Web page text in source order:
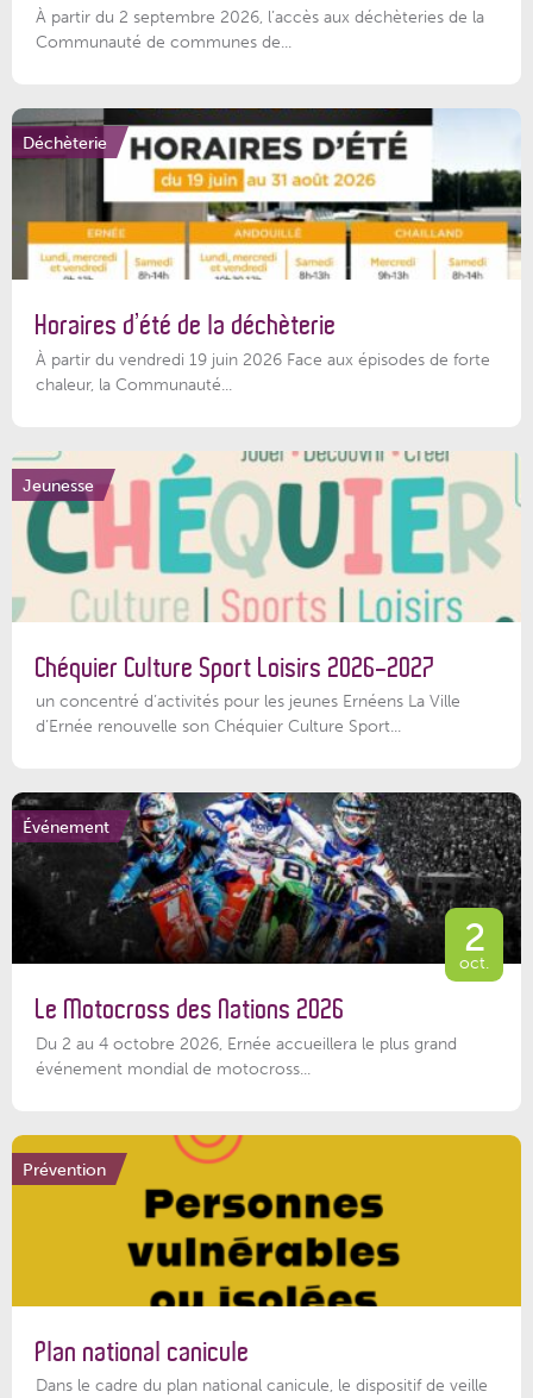
À partir du 2 septembre 2026, l’accès aux déchèteries de la
Communauté de communes de...
Déchèterie
Horaires d’été de la déchèterie
À partir du vendredi 19 juin 2026 Face aux épisodes de forte
chaleur, la Communauté...
Jeunesse
Chéquier Culture Sport Loisirs 2026-2027
un concentré d’activités pour les jeunes Ernéens La Ville
d’Ernée renouvelle son Chéquier Culture Sport...
Événement
2
oct.
Le Motocross des Nations 2026
Du 2 au 4 octobre 2026, Ernée accueillera le plus grand
événement mondial de motocross...
Prévention
Plan national canicule
Dans le cadre du plan national canicule, le dispositif de veille